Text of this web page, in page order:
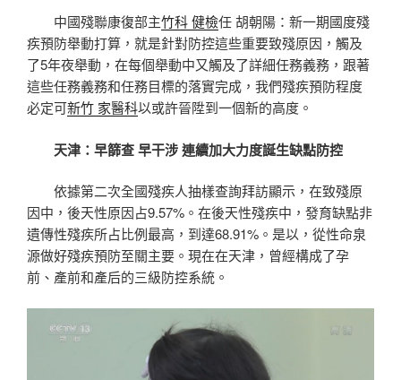
中國殘聯康復部主竹科 健檢任 胡朝陽：新一期國度殘
疾預防舉動打算，就是針對防控這些重要致殘原因，觸及
了5年夜舉動，在每個舉動中又觸及了詳細任務義務，跟著
這些任務義務和任務目標的落實完成，我們殘疾預防程度
必定可新竹 家醫科以或許晉陞到一個新的高度。
天津：早篩查 早干涉 連續加大力度誕生缺點防控
依據第二次全國殘疾人抽樣查詢拜訪顯示，在致殘原
因中，後天性原因占9.57%。在後天性殘疾中，發育缺點非
遺傳性殘疾所占比例最高，到達68.91%。是以，從性命泉
源做好殘疾預防至關主要。現在在天津，曾經構成了孕
前、產前和產后的三級防控系統。